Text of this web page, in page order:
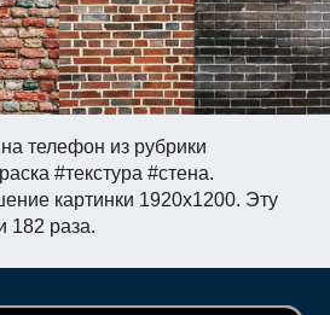
телефон из рубрики
#текстура #стена.
картинки 1920x1200. Эту
182 раза.